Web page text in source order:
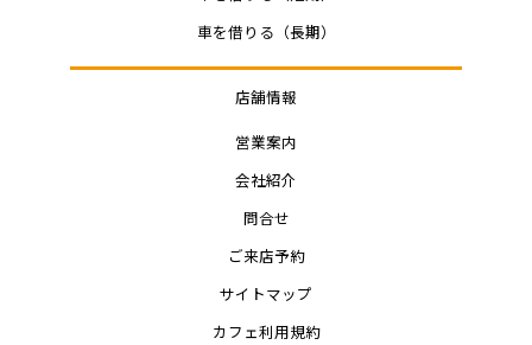
車を借りる（長期）
店舗情報
営業案内
会社紹介
問合せ
ご来店予約
サイトマップ
カフェ利用規約